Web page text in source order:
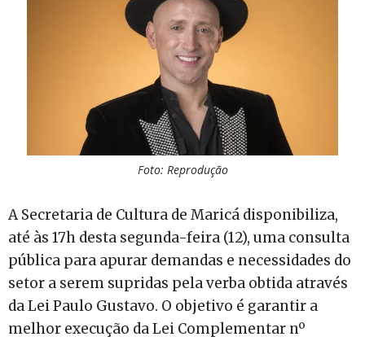
Foto: Reprodução
A Secretaria de Cultura de Maricá disponibiliza,
até às 17h desta segunda-feira (12), uma consulta
pública para apurar demandas e necessidades do
setor a serem supridas pela verba obtida através
da Lei Paulo Gustavo. O objetivo é garantir a
melhor execução da Lei Complementar nº